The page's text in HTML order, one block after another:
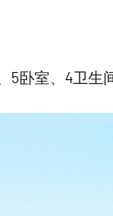
5卧室、4卫生